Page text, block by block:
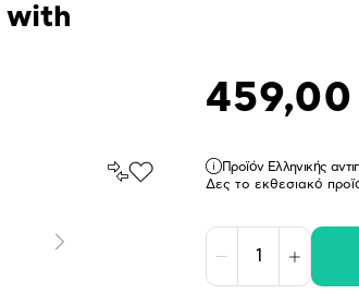
with
Σύγκρινέ
Προσθήκη
Επόμενο
Προϊόν Ελληνικής
Δες το εκθεσιακό
Μείωση Αύξηση